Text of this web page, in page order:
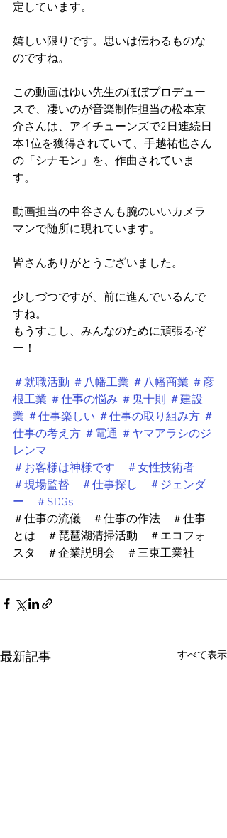
定しています。
嬉しい限りです。思いは伝わるものな
のですね。
この動画はゆい先生のほぼプロデュー
スで、凄いのが音楽制作担当の松本京
介さんは、アイチューンズで2日連続日
本1位を獲得されていて、手越祐也さん
の「シナモン」を、作曲されていま
す。
動画担当の中谷さんも腕のいいカメラ
マンで随所に現れています。
皆さんありがとうございました。
少しづつですが、前に進んでいるんで
すね。
もうすこし、みんなのために頑張るぞ
ー！
＃就職活動 ＃八幡工業 ＃八幡商業 ＃彦
根工業 ＃仕事の悩み ＃鬼十則 ＃建設
業 ＃仕事楽しい ＃仕事の取り組み方 ＃
仕事の考え方 ＃電通 ＃ヤマアラシのジ
レンマ
＃お客様は神様です　＃女性技術者
＃現場監督　＃仕事探し　＃ジェンダ
ー　＃SDGs
＃仕事の流儀　＃仕事の作法　＃仕事
とは　＃琵琶湖清掃活動　＃エコフォ
スタ　＃企業説明会　＃三東工業社
最新記事 すべて表示